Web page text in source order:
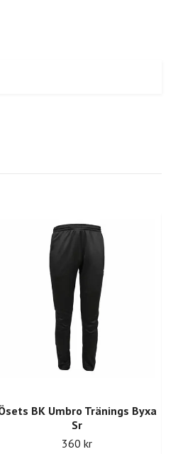
BK Umbro Tränings Byxa
Sr
360 kr